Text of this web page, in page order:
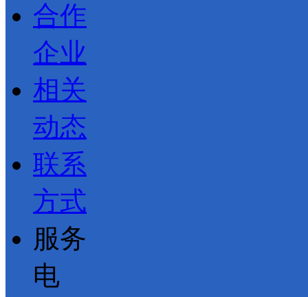
合作
企业
相关
动态
联系
方式
服务
电